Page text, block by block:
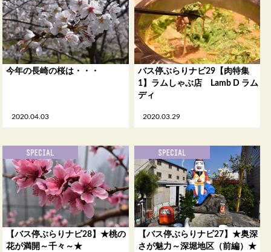
2020.04.03
今年の長崎の桜は・・・
2020.03.29
バス停ぶらりナビ29【肉特集
1】ラムしゃぶ店 Lamb D ラム
ディ
【バス停ぶらりナビ28】★桃の
花が満開～千々～★
【バス停ぶらりナビ27】★奥深
さが魅力～深堀地区（前編）★